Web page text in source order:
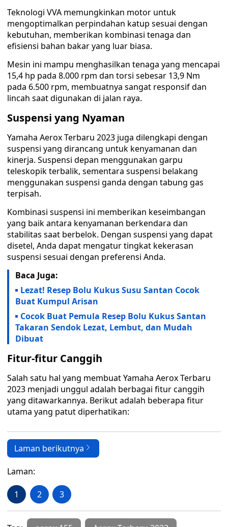
Teknologi VVA memungkinkan motor untuk
mengoptimalkan perpindahan katup sesuai dengan
kebutuhan, memberikan kombinasi tenaga dan
efisiensi bahan bakar yang luar biasa.
Mesin ini mampu menghasilkan tenaga yang mencapai
15,4 hp pada 8.000 rpm dan torsi sebesar 13,9 Nm
pada 6.500 rpm, membuatnya sangat responsif dan
lincah saat digunakan di jalan raya.
Suspensi yang Nyaman
Yamaha Aerox Terbaru 2023 juga dilengkapi dengan
suspensi yang dirancang untuk kenyamanan dan
kinerja. Suspensi depan menggunakan garpu
teleskopik terbalik, sementara suspensi belakang
menggunakan suspensi ganda dengan tabung gas
terpisah.
Kombinasi suspensi ini memberikan keseimbangan
yang baik antara kenyamanan berkendara dan
stabilitas saat berbelok. Dengan suspensi yang dapat
disetel, Anda dapat mengatur tingkat kekerasan
suspensi sesuai dengan preferensi Anda.
Baca Juga:
Lezat! Resep Bolu Kukus Susu Santan Cocok
Buat Kumpul Arisan
Cocok Buat Pemula Resep Bolu Kukus Santan
Takaran Sendok Lezat, Lembut, dan Mudah
Dibuat
Fitur-fitur Canggih
Salah satu hal yang membuat Yamaha Aerox Terbaru
2023 menjadi unggul adalah berbagai fitur canggih
yang ditawarkannya. Berikut adalah beberapa fitur
utama yang patut diperhatikan:
Laman berikutnya
Laman:
1 2 3